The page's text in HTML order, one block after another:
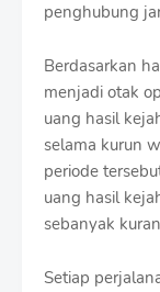
penghubung
Berdasarkan
menjadi otak
uang hasil
selama kurun
periode
uang hasil
sebanyak
Setiap